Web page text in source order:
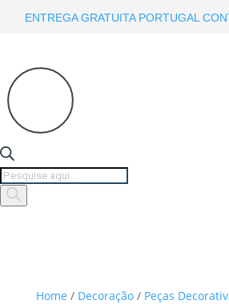
ENTREGA GRATUITA PORTUGAL
Products
search
Home / Decoração/ Peças